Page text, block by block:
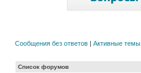
Сообщения без ответов | Активные темы
Список форумов